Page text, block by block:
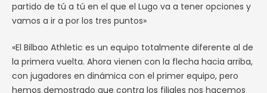
partido de tú a tú en el que el Lugo va a tener opciones y
vamos a ir a por los tres puntos»
«El Bilbao Athletic es un equipo totalmente diferente al de
la primera vuelta. Ahora vienen con la flecha hacia arriba,
con jugadores en dinámica con el primer equipo, pero
hemos demostrado que contra los filiales nos hacemos